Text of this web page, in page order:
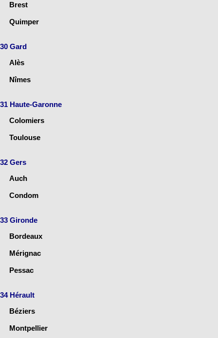
Brest
Quimper
30 Gard
Alès
Nîmes
31 Haute-Garonne
Colomiers
Toulouse
32 Gers
Auch
Condom
33 Gironde
Bordeaux
Mérignac
Pessac
34 Hérault
Béziers
Montpellier